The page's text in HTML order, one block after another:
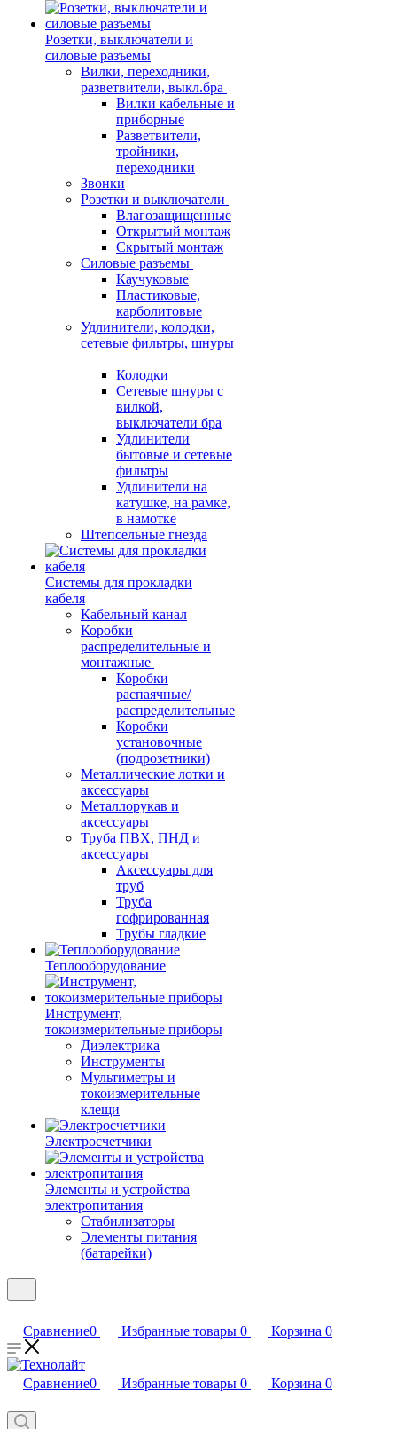
Розетки, выключатели и
силовые разъемы
Вилки, переходники,
разветвители, выкл.бра
Вилки кабельные и
приборные
Разветвители,
тройники,
переходники
Звонки
Розетки и выключатели
Влагозащищенные
Открытый монтаж
Скрытый монтаж
Силовые разъемы
Каучуковые
Пластиковые,
карболитовые
Удлинители, колодки,
сетевые фильтры, шнуры
Колодки
Сетевые шнуры с
вилкой,
выключатели бра
Удлинители
бытовые и сетевые
фильтры
Удлинители на
катушке, на рамке,
в намотке
Штепсельные гнезда
Системы для прокладки
кабеля
Кабельный канал
Коробки
распределительные и
монтажные
Коробки
распаячные/
распределительные
Коробки
установочные
(подрозетники)
Металлические лотки и
аксессуары
Металлорукав и
аксессуары
Труба ПВХ, ПНД и
аксессуары
Аксессуары для
труб
Труба
гофрированная
Трубы гладкие
Теплооборудование
Инструмент,
токоизмерительные приборы
Диэлектрика
Инструменты
Мультиметры и
токоизмерительные
клещи
Электросчетчики
Элементы и устройства
электропитания
Стабилизаторы
Элементы питания
(батарейки)
Сравнение0 Избранные товары 0 Корзина 0
Сравнение0 Избранные товары 0 Корзина 0